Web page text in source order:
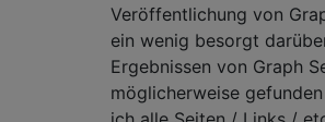
Veröffentlichung von
ein wenig besorgt
Ergebnissen von Graph
möglicherweise